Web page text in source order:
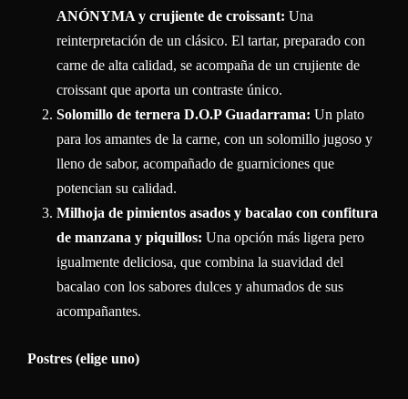
ANÓNYMA y crujiente de croissant: Una
reinterpretación de un clásico. El tartar, preparado con
carne de alta calidad, se acompaña de un crujiente de
croissant que aporta un contraste único.
Solomillo de ternera D.O.P Guadarrama: Un plato
para los amantes de la carne, con un solomillo jugoso y
lleno de sabor, acompañado de guarniciones que
potencian su calidad.
Milhoja de pimientos asados y bacalao con confitura
de manzana y piquillos: Una opción más ligera pero
igualmente deliciosa, que combina la suavidad del
bacalao con los sabores dulces y ahumados de sus
acompañantes.
Postres (elige uno)